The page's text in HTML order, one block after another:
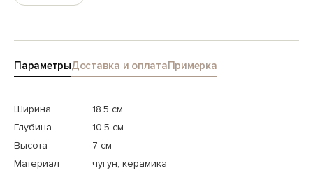
ПараметрыДоставка и оплатаПримерка
Ширина
18.5 см
Глубина
10.5 см
Высота
7 см
Материал
чугун, керамика